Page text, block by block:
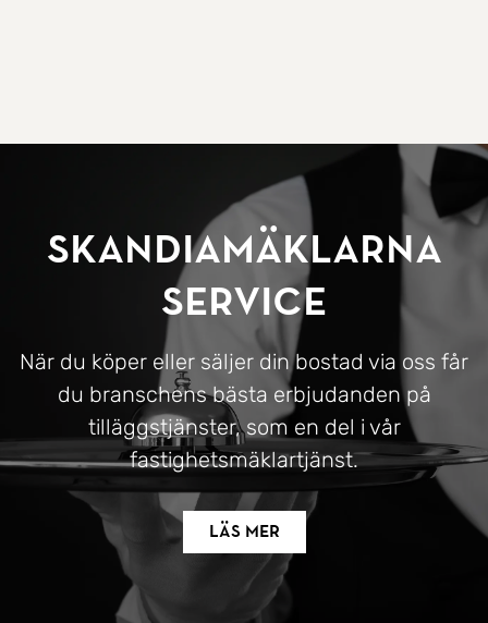
SkandiaMäklarna
Service
När du köper eller säljer din bostad via oss får
du branschens bästa erbjudanden på
tilläggstjänster, som en del i vår
fastighetsmäklartjänst.
Läs mer